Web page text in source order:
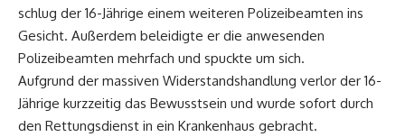
schlug der 16-Jährige einem weiteren Polizeibeamten ins
Gesicht. Außerdem beleidigte er die anwesenden
Polizeibeamten mehrfach und spuckte um sich.
Aufgrund der massiven Widerstandshandlung verlor der 16-
Jährige kurzzeitig das Bewusstsein und wurde sofort durch
den Rettungsdienst in ein Krankenhaus gebracht.